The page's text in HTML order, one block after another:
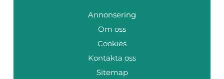
Annonsering
Om oss
Cookies
Kontakta oss
Sitemap